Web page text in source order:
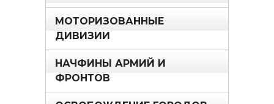
МОТОРИЗОВАННЫЕ
ДИВИЗИИ
НАЧФИНЫ АРМИЙ И
ФРОНТОВ